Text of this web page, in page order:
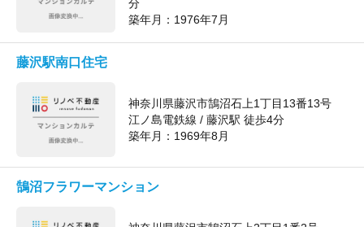
分
築年月： 1976年7月
藤沢駅南口住宅
神奈川県藤沢市鵠沼石上1丁目13番13号
江ノ島電鉄線 / 藤沢駅 徒歩4分
築年月： 1969年8月
鵠沼フラワーマンション